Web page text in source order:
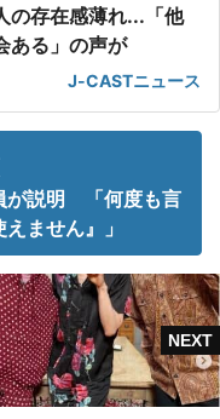
の存在感薄れ...「他
ある」の声が
J-CASTニュース
が説明 「何度も言
ません』」